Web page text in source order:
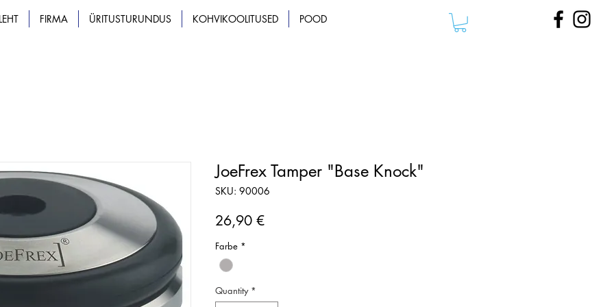
FIRMA ÜRITUSTURUNDUS KOHVIKOOLITUSED POOD
JoeFrex Tamper "Base Knock"
SKU: 90006
26,90 €Price
Farbe *
Quantity *